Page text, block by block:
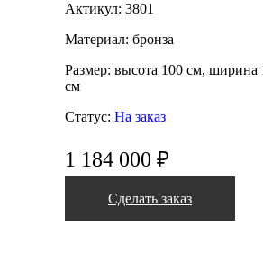
Актикул: 3801
Материал: бронза
Размер: высота 100 см, ширина
см
Статус: На заказ
1 184 000 ₽
Сделать заказ